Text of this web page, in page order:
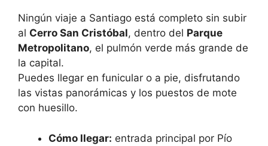
Ningún viaje a Santiago está completo sin subir
al Cerro San Cristóbal, dentro del Parque
Metropolitano, el pulmón verde más grande de
la capital.
Puedes llegar en funicular o a pie, disfrutando
las vistas panorámicas y los puestos de mote
con huesillo.
Cómo llegar: entrada principal por Pío